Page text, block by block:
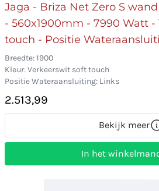
Jaga - Briza Net Zero S
- 560x1900mm - 7990 Watt
touch - Positie
Breedte: 1900
Kleur: Verkeerswit soft touch
Positie Wateraansluiting: Links
2.513,99
Bekijk meer
In het